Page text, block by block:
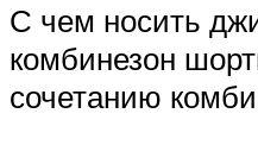
С чем носить
комбинезон
сочетанию